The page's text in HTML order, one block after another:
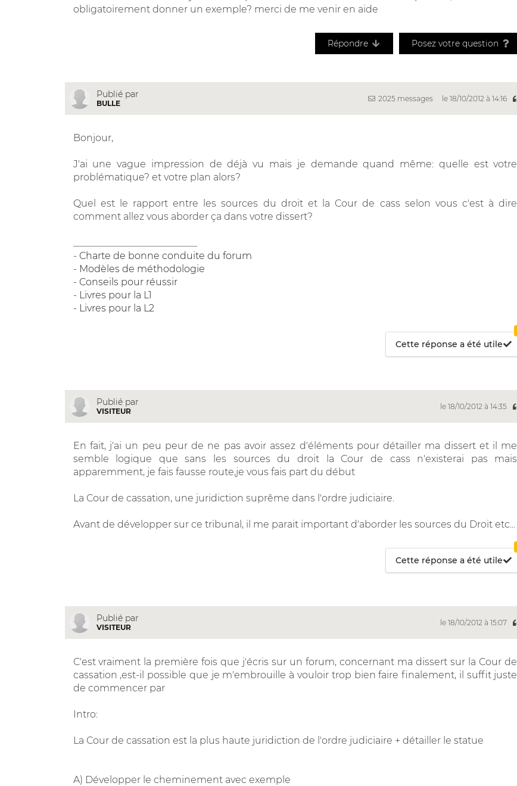
obligatoirement donner un exemple? merci de me venir en aide
Répondre Posez votre question
Publié par
BULLE
2025 messages le 18/10/2012 à 14:16
Bonjour,
J'ai une vague impression de déjà vu mais je demande quand même: quelle est votre
problématique? et votre plan alors?
Quel est le rapport entre les sources du droit et la Cour de cass selon vous c'est à dire
comment allez vous aborder ça dans votre dissert?
- Charte de bonne conduite du forum
- Modèles de méthodologie
- Conseils pour réussir
- Livres pour la L1
- Livres pour la L2
Cette réponse a été utile
Publié par
VISITEUR
le 18/10/2012 à 14:35
En fait, j'ai un peu peur de ne pas avoir assez d'éléments pour détailler ma dissert et il me
semble logique que sans les sources du droit la Cour de cass n'existerai pas mais
apparemment, je fais fausse route,je vous fais part du début
La Cour de cassation, une juridiction suprême dans l'ordre judiciaire.
Avant de développer sur ce tribunal, il me parait important d'aborder les sources du Droit etc...
Cette réponse a été utile
Publié par
VISITEUR
le 18/10/2012 à 15:07
C'est vraiment la première fois que j'écris sur un forum, concernant ma dissert sur la Cour de
cassation ,est-il possible que je m'embrouille à vouloir trop bien faire finalement, il suffit juste
de commencer par
Intro:
La Cour de cassation est la plus haute juridiction de l'ordre judiciaire + détailler le statue
A) Développer le cheminement avec exemple